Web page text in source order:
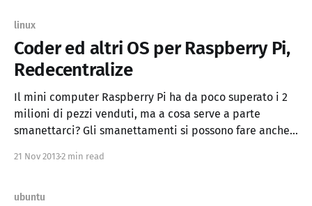
linux
Coder ed altri OS per Raspberry Pi,
Redecentralize
Il mini computer Raspberry Pi ha da poco superato i 2
milioni di pezzi venduti, ma a cosa serve a parte
smanettarci? Gli smanettamenti si possono fare anche
21 Nov 20132 min read
ubuntu